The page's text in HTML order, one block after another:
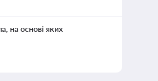
на основі яких